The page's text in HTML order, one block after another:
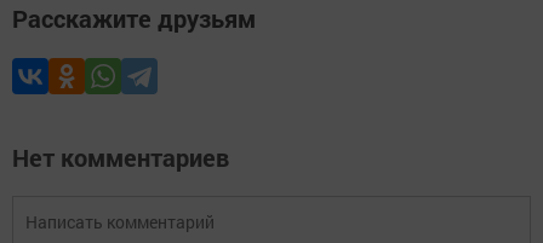
Расскажите друзьям
Нет комментариев